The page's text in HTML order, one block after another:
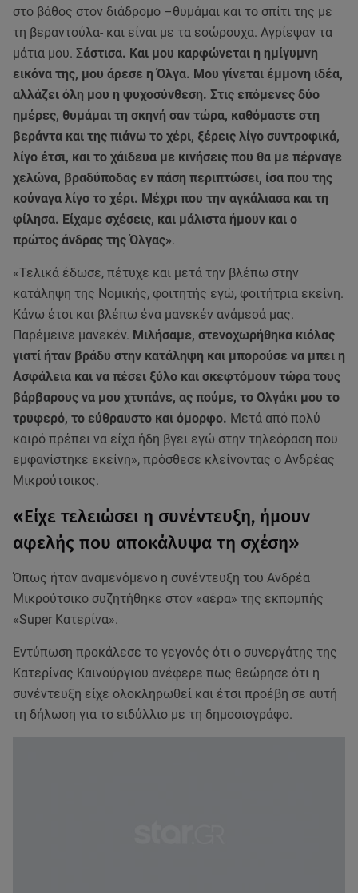
στο βάθος στον διάδρομο –θυμάμαι και το σπίτι της με
τη βεραντούλα- και είναι με τα εσώρουχα. Αγρίεψαν τα
μάτια μου. Σάστισα. Και μου καρφώνεται η ημίγυμνη
εικόνα της, μου άρεσε η Όλγα. Μου γίνεται έμμονη ιδέα,
αλλάζει όλη μου η ψυχοσύνθεση. Στις επόμενες δύο
ημέρες, θυμάμαι τη σκηνή σαν τώρα, καθόμαστε στη
βεράντα και της πιάνω το χέρι, ξέρεις λίγο συντροφικά,
λίγο έτσι, και το χάιδευα με κινήσεις που θα με πέρναγε
χελώνα, βραδύποδας εν πάση περιπτώσει, ίσα που της
κούναγα λίγο το χέρι. Μέχρι που την αγκάλιασα και τη
φίλησα. Είχαμε σχέσεις, και μάλιστα ήμουν και ο
πρώτος άνδρας της Όλγας».
«Τελικά έδωσε, πέτυχε και μετά την βλέπω στην
κατάληψη της Νομικής, φοιτητής εγώ, φοιτήτρια εκείνη.
Κάνω έτσι και βλέπω ένα μανεκέν ανάμεσά μας.
Παρέμεινε μανεκέν. Μιλήσαμε, στενοχωρήθηκα κιόλας
γιατί ήταν βράδυ στην κατάληψη και μπορούσε να μπει η
Ασφάλεια και να πέσει ξύλο και σκεφτόμουν τώρα τους
βάρβαρους να μου χτυπάνε, ας πούμε, το Ολγάκι μου το
τρυφερό, το εύθραυστο και όμορφο. Μετά από πολύ
καιρό πρέπει να είχα ήδη βγει εγώ στην τηλεόραση που
εμφανίστηκε εκείνη», πρόσθεσε κλείνοντας ο Ανδρέας
Μικρούτσικος.
«Είχε τελειώσει η συνέντευξη, ήμουν
αφελής που αποκάλυψα τη σχέση»
Όπως ήταν αναμενόμενο η συνέντευξη του Ανδρέα
Μικρούτσικο συζητήθηκε στον «αέρα» της εκπομπής
«Super Κατερίνα».
Εντύπωση προκάλεσε το γεγονός ότι ο συνεργάτης της
Κατερίνας Καινούργιου ανέφερε πως θεώρησε ότι η
συνέντευξη είχε ολοκληρωθεί και έτσι προέβη σε αυτή
τη δήλωση για το ειδύλλιο με τη δημοσιογράφο.